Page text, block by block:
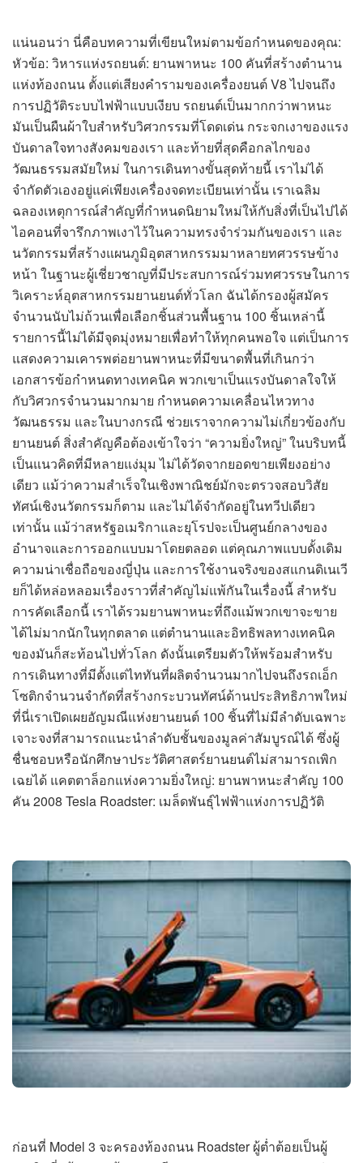
แน่นอนว่า นี่คือบทความที่เขียนใหม่ตามข้อกำหนดของคุณ:
หัวข้อ: วิหารแห่งรถยนต์: ยานพาหนะ 100 คันที่สร้างตำนาน
แห่งท้องถนน ตั้งแต่เสียงคำรามของเครื่องยนต์ V8 ไปจนถึง
การปฏิวัติระบบไฟฟ้าแบบเงียบ รถยนต์เป็นมากกว่าพาหนะ
มันเป็นผืนผ้าใบสำหรับวิศวกรรมที่โดดเด่น กระจกเงาของแรง
บันดาลใจทางสังคมของเรา และท้ายที่สุดคือกลไกของ
วัฒนธรรมสมัยใหม่ ในการเดินทางขั้นสุดท้ายนี้ เราไม่ได้
จำกัดตัวเองอยู่แค่เพียงเครื่องจดทะเบียนเท่านั้น เราเฉลิม
ฉลองเหตุการณ์สำคัญที่กำหนดนิยามใหม่ให้กับสิ่งที่เป็นไปได้
ไอคอนที่จารึกภาพเงาไว้ในความทรงจำร่วมกันของเรา และ
นวัตกรรมที่สร้างแผนภูมิอุตสาหกรรมมาหลายทศวรรษข้าง
หน้า ในฐานะผู้เชี่ยวชาญที่มีประสบการณ์ร่วมทศวรรษในการ
วิเคราะห์อุตสาหกรรมยานยนต์ทั่วโลก ฉันได้กรองผู้สมัคร
จำนวนนับไม่ถ้วนเพื่อเลือกชิ้นส่วนพื้นฐาน 100 ชิ้นเหล่านี้
รายการนี้ไม่ได้มีจุดมุ่งหมายเพื่อทำให้ทุกคนพอใจ แต่เป็นการ
แสดงความเคารพต่อยานพาหนะที่มีขนาดพื้นที่เกินกว่า
เอกสารข้อกำหนดทางเทคนิค พวกเขาเป็นแรงบันดาลใจให้
กับวิศวกรจำนวนมากมาย กำหนดความเคลื่อนไหวทาง
วัฒนธรรม และในบางกรณี ช่วยเราจากความไม่เกี่ยวข้องกับ
ยานยนต์ สิ่งสำคัญคือต้องเข้าใจว่า “ความยิ่งใหญ่” ในบริบทนี้
เป็นแนวคิดที่มีหลายแง่มุม ไม่ได้วัดจากยอดขายเพียงอย่าง
เดียว แม้ว่าความสำเร็จในเชิงพาณิชย์มักจะตรวจสอบวิสัย
ทัศน์เชิงนวัตกรรมก็ตาม และไม่ได้จำกัดอยู่ในทวีปเดียว
เท่านั้น แม้ว่าสหรัฐอเมริกาและยุโรปจะเป็นศูนย์กลางของ
อำนาจและการออกแบบมาโดยตลอด แต่คุณภาพแบบดั้งเดิม
ความน่าเชื่อถือของญี่ปุ่น และการใช้งานจริงของสแกนดิเนเวี
ยก็ได้หล่อหลอมเรื่องราวที่สำคัญไม่แพ้กันในเรื่องนี้ สำหรับ
การคัดเลือกนี้ เราได้รวมยานพาหนะที่ถึงแม้พวกเขาจะขาย
ได้ไม่มากนักในทุกตลาด แต่ตำนานและอิทธิพลทางเทคนิค
ของมันก็สะท้อนไปทั่วโลก ดังนั้นเตรียมตัวให้พร้อมสำหรับ
การเดินทางที่มีตั้งแต่ไททันที่ผลิตจำนวนมากไปจนถึงรถเอ็ก
โซติกจำนวนจำกัดที่สร้างกระบวนทัศน์ด้านประสิทธิภาพใหม่
ที่นี่เราเปิดเผยอัญมณีแห่งยานยนต์ 100 ชิ้นที่ไม่มีลำดับเฉพาะ
เจาะจงที่สามารถแนะนำลำดับชั้นของมูลค่าสัมบูรณ์ได้ ซึ่งผู้
ชื่นชอบหรือนักศึกษาประวัติศาสตร์ยานยนต์ไม่สามารถเพิก
เฉยได้ แคตตาล็อกแห่งความยิ่งใหญ่: ยานพาหนะสำคัญ 100
คัน 2008 Tesla Roadster: เมล็ดพันธุ์ไฟฟ้าแห่งการปฏิวัติ
ก่อนที่ Model 3 จะครองท้องถนน Roadster ผู้ต่ำต้อยเป็นผู้